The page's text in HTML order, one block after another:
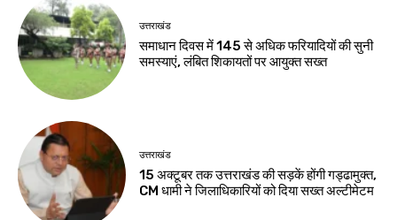
उत्तराखंड
समाधान दिवस में 145 से अधिक फरियादियों की सुनी
समस्याएं, लंबित शिकायतों पर आयुक्त सख्त
उत्तराखंड
15 अक्टूबर तक उत्तराखंड की सड़कें होंगी गड्ढामुक्त,
CM धामी ने जिलाधिकारियों को दिया सख्त अल्टीमेटम